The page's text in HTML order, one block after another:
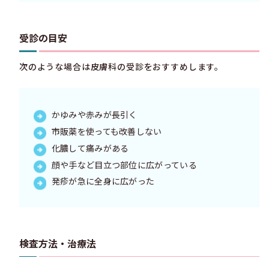
受診の目安
次のような場合は皮膚科の受診をおすすめします。
かゆみや赤みが長引く
市販薬を使っても改善しない
化膿して痛みがある
顔や手など目立つ部位に広がっている
発疹が急に全身に広がった
検査方法・治療法